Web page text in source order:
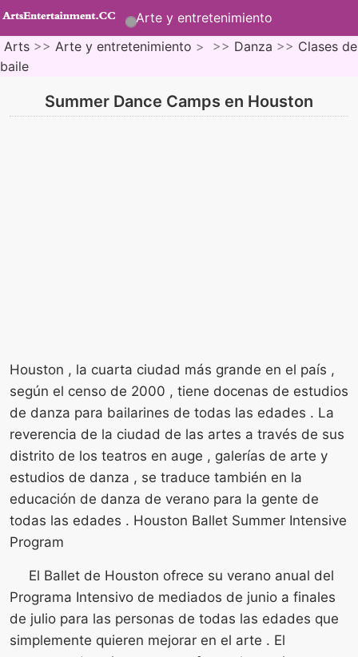
Arte y entretenimiento
Arts >> Arte y entretenimiento > >> Danza >> Clases de
baile
Summer Dance Camps en Houston
Houston , la cuarta ciudad más grande en el país ,
según el censo de 2000 , tiene docenas de estudios
de danza para bailarines de todas las edades . La
reverencia de la ciudad de las artes a través de sus
distrito de los teatros en auge , galerías de arte y
estudios de danza , se traduce también en la
educación de danza de verano para la gente de
todas las edades . Houston Ballet Summer Intensive
Program
El Ballet de Houston ofrece su verano anual del
Programa Intensivo de mediados de junio a finales
de julio para las personas de todas las edades que
simplemente quieren mejorar en el arte . El